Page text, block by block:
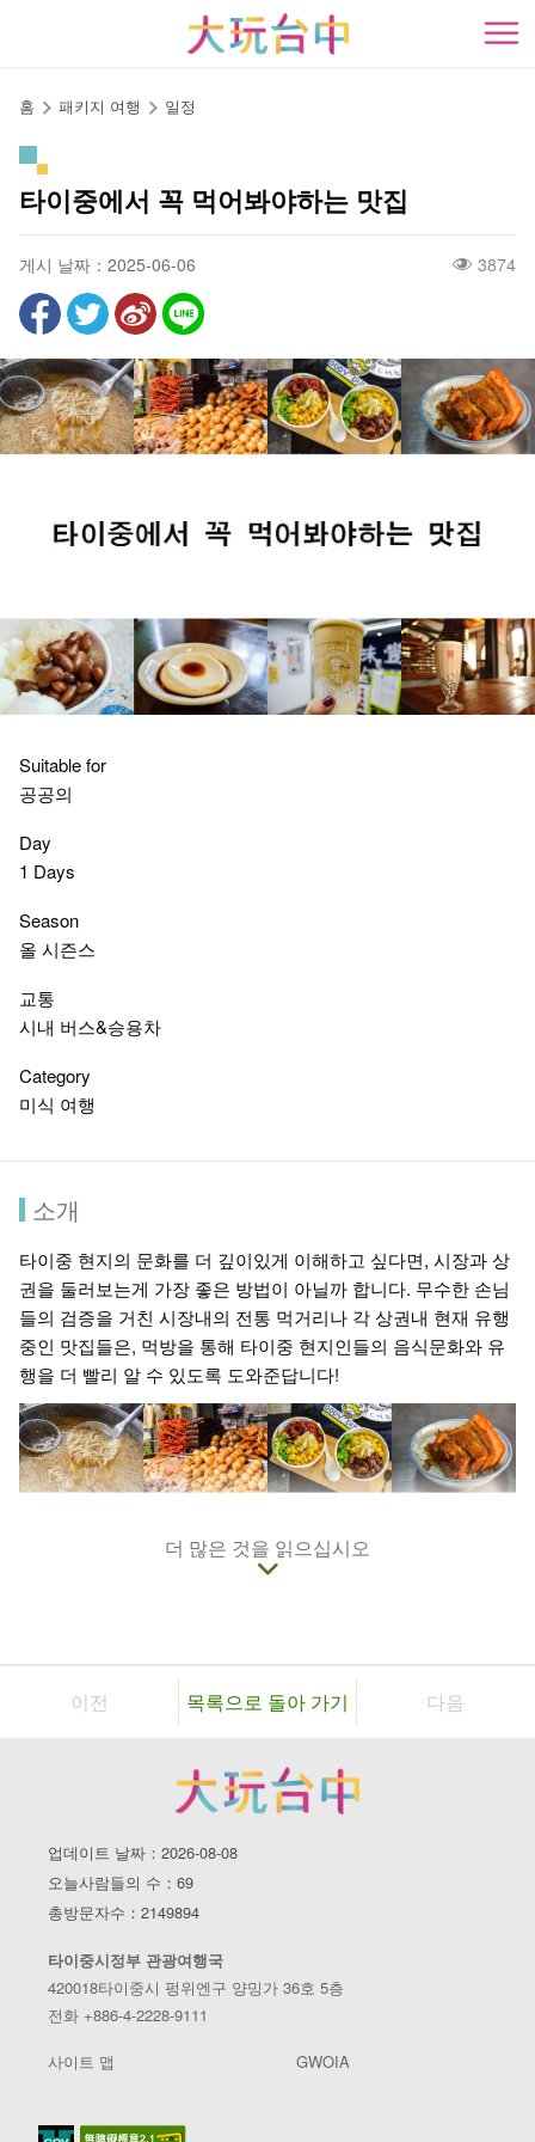
開
홈 패키지 여행 일정
타이중에서 꼭 먹어봐야하는 맛집
게시 날짜：2025-06-06 3874
Suitable for
공공의
Day
1 Days
Season
올 시즌스
교통
시내 버스&승용차
Category
미식 여행
소개
타이중 현지의 문화를 더 깊이있게 이해하고 싶다면, 시장과 상
권을 둘러보는게 가장 좋은 방법이 아닐까 합니다. 무수한 손님
들의 검증을 거친 시장내의 전통 먹거리나 각 상권내 현재 유행
중인 맛집들은, 먹방을 통해 타이중 현지인들의 음식문화와 유
행을 더 빨리 알 수 있도록 도와준답니다!
이중(일중)가 상권
패션 트렌드와 맛집이 한 곳에
필수 먹거리:팡즈 지딩, 반웨샤오, 차쉰 루웨이, 마라탕, 마라 초
두부, 펑런빙, 싱런차, 싱런 두부, 춘쉐이탕
화 트렌드가 빨리 유입되는 상권이기도 합니다. 이중가 상권은
펑지아 상권처럼 역사가 깊지는 않지만, 20년 이상의 역사를 가
진 가게도 꽤 많이 자리잡고 있습니다.
더 많은 것을 읽으십시오
이전 목록으로 돌아 가기 다음
업데이트 날짜：2026-08-08
오늘사람들의 수：69
총방문자수：2149894
타이중시정부 관광여행국
420018타이중시 펑위엔구 양밍가 36호 5층
전화 +886-4-2228-9111
사이트 맵 GWOIA